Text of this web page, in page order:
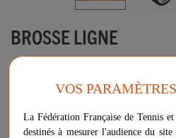
BROSSE LIGNE
lignes des terrains de tennis.
VOS
La Fédération Française de Tennis
destinés à mesurer l'audience du